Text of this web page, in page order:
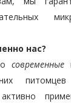
нас?
современные